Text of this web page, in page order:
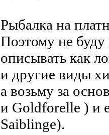
Рыбалка на
Поэтому не буду
описывать как
и другие виды
а возьму за
и Goldforelle ) и
Saiblinge).